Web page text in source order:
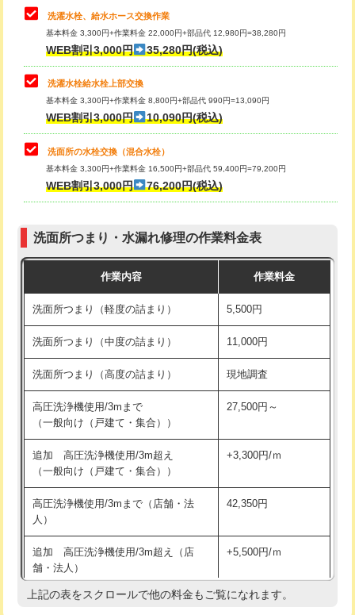
業）
排水管工事（排水管工事/3ｍまで） 55,000円
排水管工事（追加 排水管工事/3ｍ超
え）
マス交換（土の掘削・埋め戻し作業）
マス交換（深さ50㎝未満）
マス交換（深さ50㎝以上）
モルタル補修（厚さ10㎝まで） 27,500円
モルタル補修（厚さ10㎝超え） 38,500円
洗面台設置 38,500円
バスタブ設置 現場見積
追加人工 16,500円
廃棄・処分
※給水管工事は20mmまでの価格です。
キッチンタンク脱着
その他部品の脱着
交換・取付（タンク）
交換・取付(単水栓（壁付・デッキ
式）)
交換・取付(混合水栓（壁付・デッキ
式・ワンホール）)
16,500円+材料費
（P/S/ポップアップ））
交換・取付（その他部品） 11,000円+材料費
持込商品取付（単水栓） 13,200円
持込商品取付（混合水栓） 16,500円
持込商品取付（浄水器・分岐水栓） 16,500円
給水管工事※（ホール加工) 16,500円
給水管工事※（バンド止め)
給水管工事※（支持金具設置) 5,500円
給水管工事※（保温材使用（バンド止
め込み）)
5,500円
給水管工事※（土の掘削・埋め戻し作
業)
11,000円
用/3ｍまで)
洗濯水栓、給水ホース交換作業
基本料金 3,300円+作業料金 22,000円+部品代 12,980円=38,280円
WEB割引3,000円 35,280円(税込)
洗濯水栓給水栓上部交換
基本料金 3,300円+作業料金 8,800円+部品代 990円=13,090円
WEB割引3,000円 10,090円(税込)
洗面所の水栓交換（混合水栓）
基本料金 3,300円+作業料金 16,500円+部品代 59,400円=79,200円
WEB割引3,000円 76,200円(税込)
洗面所つまり・水漏れ修理の作業料金表
作業内容 作業料金
洗面所つまり（軽度の詰まり） 5,500円
洗面所つまり（中度の詰まり） 11,000円
洗面所つまり（高度の詰まり） 現地調査
高圧洗浄機使用/3mまで
（一般向け（戸建て・集合））
27,500円～
追加 高圧洗浄機使用/3m超え
（一般向け（戸建て・集合））
+3,300円/ｍ
高圧洗浄機使用/3mまで（店舗・法
人）
42,350円
追加 高圧洗浄機使用/3m超え（店
舗・法人）
+5,500円/ｍ
高度高圧洗浄換 現地調査
上記の表をスクロールで他の料金もご覧になれます。